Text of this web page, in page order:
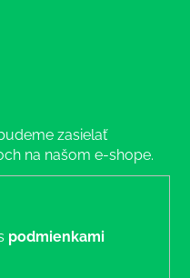
zasielať
na našom e-shope.
podmienkami